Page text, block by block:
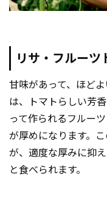
リサ・フルーツ
甘味があって、ほど
は、トマトらしい芳
って作られるフルー
が厚めになります。
が、適度な厚みに抑
と食べられます。